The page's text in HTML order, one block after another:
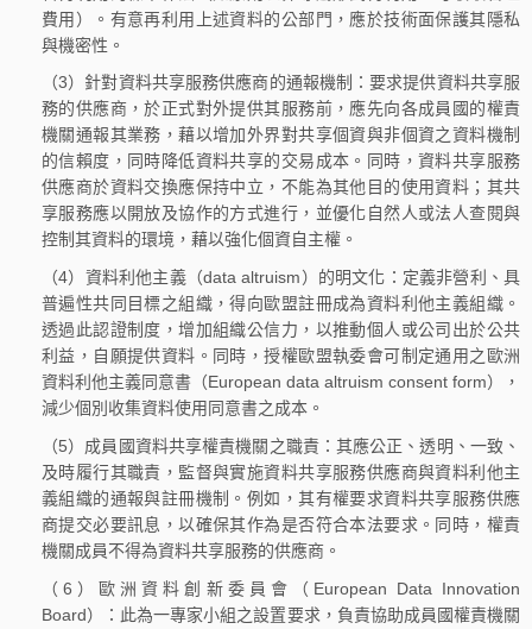
費用）。有意再利用上述資料的公部門，應於技術面保護其隱私
與機密性。
（3）針對資料共享服務供應商的通報機制：要求提供資料共享服
務的供應商，於正式對外提供其服務前，應先向各成員國的權責
機關通報其業務，藉以增加外界對共享個資與非個資之資料機制
的信賴度，同時降低資料共享的交易成本。同時，資料共享服務
供應商於資料交換應保持中立，不能為其他目的使用資料；其共
享服務應以開放及協作的方式進行，並優化自然人或法人查閱與
控制其資料的環境，藉以強化個資自主權。
（4）資料利他主義（data altruism）的明文化：定義非營利、具
普遍性共同目標之組織，得向歐盟註冊成為資料利他主義組織。
透過此認證制度，增加組織公信力，以推動個人或公司出於公共
利益，自願提供資料。同時，授權歐盟執委會可制定通用之歐洲
資料利他主義同意書（European data altruism consent form），
減少個別收集資料使用同意書之成本。
（5）成員國資料共享權責機關之職責：其應公正、透明、一致、
及時履行其職責，監督與實施資料共享服務供應商與資料利他主
義組織的通報與註冊機制。例如，其有權要求資料共享服務供應
商提交必要訊息，以確保其作為是否符合本法要求。同時，權責
機關成員不得為資料共享服務的供應商。
（6）歐洲資料創新委員會（European Data Innovation
Board）：此為一專家小組之設置要求，負責協助成員國權責機關